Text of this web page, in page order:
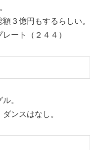
３億円もするらしい。
ート（２４４）
。
ンスはなし。